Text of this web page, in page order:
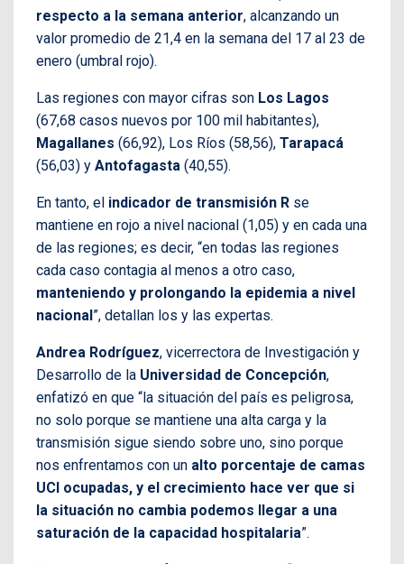
respecto a la semana anterior, alcanzando un
valor promedio de 21,4 en la semana del 17 al 23 de
enero (umbral rojo).
Las regiones con mayor cifras son Los Lagos
(67,68 casos nuevos por 100 mil habitantes),
Magallanes (66,92), Los Ríos (58,56), Tarapacá
(56,03) y Antofagasta (40,55).
En tanto, el indicador de transmisión R se
mantiene en rojo a nivel nacional (1,05) y en cada una
de las regiones; es decir, “en todas las regiones
cada caso contagia al menos a otro caso,
manteniendo y prolongando la epidemia a nivel
nacional”, detallan los y las expertas.
Andrea Rodríguez, vicerrectora de Investigación y
Desarrollo de la Universidad de Concepción,
enfatizó en que “la situación del país es peligrosa,
no solo porque se mantiene una alta carga y la
transmisión sigue siendo sobre uno, sino porque
nos enfrentamos con un alto porcentaje de camas
UCI ocupadas, y el crecimiento hace ver que si
la situación no cambia podemos llegar a una
saturación de la capacidad hospitalaria”.